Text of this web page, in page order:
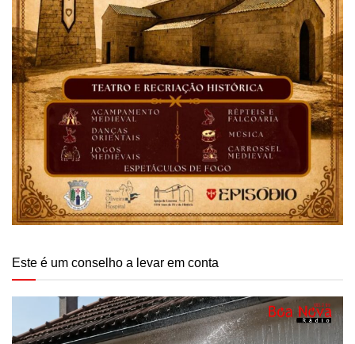
Este é um conselho a levar em conta